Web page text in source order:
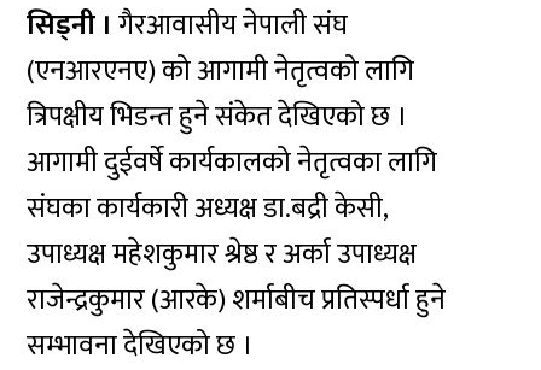
सिड्नी । गैरआवासीय नेपाली संघ
(एनआरएनए) को आगामी नेतृत्वको लागि
त्रिपक्षीय भिडन्त हुने संकेत देखिएको छ ।
आगामी दुईवर्षे कार्यकालको नेतृत्वका लागि
संघका कार्यकारी अध्यक्ष डा.बद्री केसी,
उपाध्यक्ष महेशकुमार श्रेष्ठ र अर्का उपाध्यक्ष
राजेन्द्रकुमार (आरके) शर्माबीच प्रतिस्पर्धा हुने
सम्भावना देखिएको छ ।